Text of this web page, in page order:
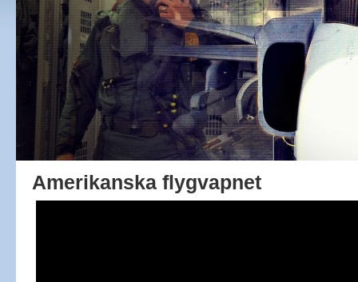
Amerikanska flygvapnet